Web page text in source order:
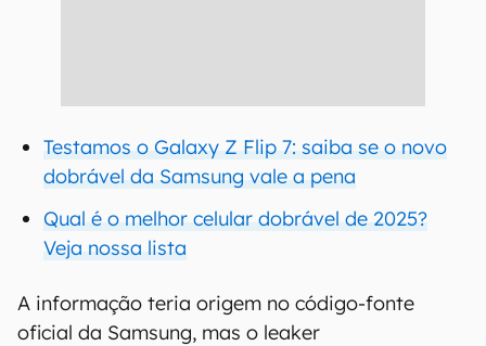
Testamos o Galaxy Z Flip 7: saiba se o novo
dobrável da Samsung vale a pena
Qual é o melhor celular dobrável de 2025?
Veja nossa lista
A informação teria origem no código-fonte
oficial da Samsung, mas o leaker